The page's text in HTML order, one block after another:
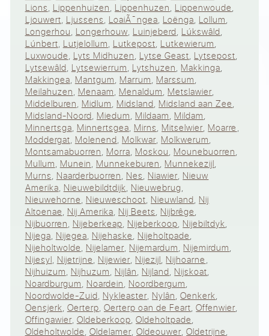
Lions, Lippenhuizen, Lippenhuzen, Lippenwoude,
Ljouwert, Ljussens, LoaiÃ¯ngea, Loënga, Lollum,
Longerhou, Longerhouw, Luinjeberd, Lúkswâld,
Lúnbert, Lutjelollum, Lutkepost, Lutkewierum,
Luxwoude, Lyts Midhuzen, Lytse Geast, Lytsepost,
Lytsewâld, Lytsewierrum, Lytshuzen, Makkinga,
Makkingea, Mantgum, Marrum, Marssum,
Meilahuzen, Menaam, Menaldum, Metslawier,
Middelburen, Midlum, Midsland, Midsland aan Zee,
Midsland-Noord, Miedum, Mildaam, Mildam,
Minnertsga, Minnertsgea, Mirns, Mitselwier, Moarre ,
Moddergat, Molenend, Molkwar, Molkwerum,
Montsamabuorren, Morra, Moskou, Mounebuorren,
Mullum, Munein, Munnekeburen, Munnekezijl,
Murns, Naarderbuorren, Nes, Niawier, Nieuw
Amerika, Nieuwebildtdijk, Nieuwebrug,
Nieuwehorne, Nieuweschoot, Nieuwland, Nij
Altoenae, Nij Amerika, Nij Beets, Nijbrêge,
Nijbuorren, Nijeberkeap, Nijeberkoop, Nijebiltdyk,
Nijega, Nijegea, Nijehaske, Nijeholtpade,
Nijeholtwolde, Nijelamer, Nijemardum, Nijemirdum,
Nijesyl, Nijetrijne, Nijewier, Nijezijl, Nijhoarne ,
Nijhuizum, Nijhuzum, Nijlân, Nijland, Nijskoat,
Noardburgum, Noardein, Noordbergum,
Noordwolde-Zuid, Nykleaster, Nylân,Oenkerk,
Oensjerk, Oerterp, Oerterp oan de Feart,Offenwier,
Offingawier, Oldeberkoop,Oldeholtpade,
Oldeholtwolde, Oldelamer,Oldeouwer,Oldetrijne,